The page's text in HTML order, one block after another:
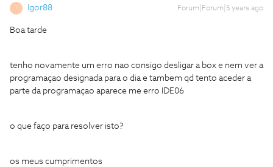
Igor88 Forum|Forum|5 years ago
Boa tarde
tenho novamente um erro nao consigo desligar a box e nem ver a
programaçao designada para o dia e tambem qd tento aceder a
parte da programaçao aparece me erro IDE06
o que faço para resolver isto?
os meus cumprimentos